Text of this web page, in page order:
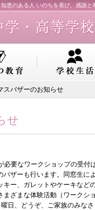
恵のある人 いのちを喜び、感謝と
スバザーのお知らせ
せ
要なワークショップの受付
バザーも行います。同窓生に
ー、ガレットやケーキなど
ざまな体験活動（ワークシ
日、どうぞ、ご家族のみな